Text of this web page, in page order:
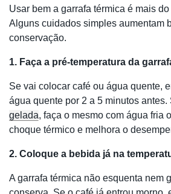
Usar bem a garrafa térmica é mais
Alguns cuidados simples aumentam
conservação.
1. Faça a pré-temperatura da
Se vai colocar café ou água quente,
água quente por 2 a 5 minutos antes.
gelada, faça o mesmo com água fria
choque térmico e melhora o
2. Coloque a bebida já na
A garrafa térmica não esquenta nem